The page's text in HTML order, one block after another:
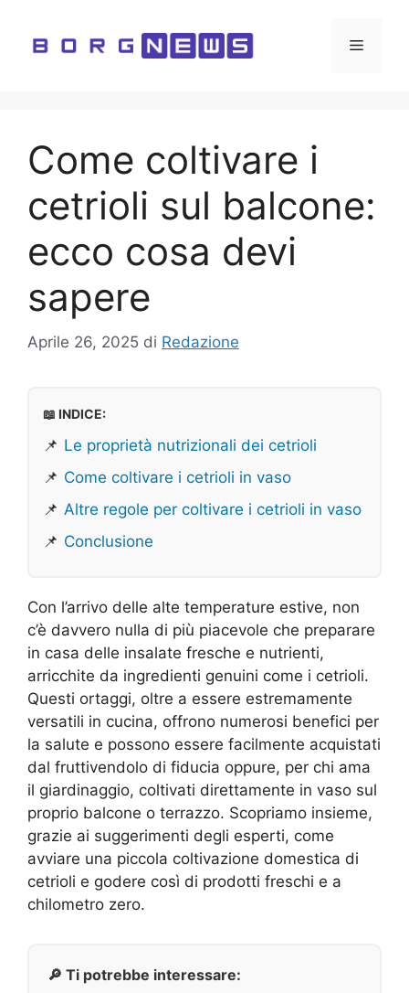
contenuto
Menu
Come coltivare i
cetrioli sul balcone:
ecco cosa devi
sapere
Aprile 26, 2025 di Redazione
📖 INDICE:
📌 Le proprietà nutrizionali dei cetrioli
📌 Come coltivare i cetrioli in vaso
📌 Altre regole per coltivare i cetrioli in vaso
📌 Conclusione
Con l’arrivo delle alte temperature estive, non
c’è davvero nulla di più piacevole che preparare
in casa delle insalate fresche e nutrienti,
arricchite da ingredienti genuini come i cetrioli.
Questi ortaggi, oltre a essere estremamente
versatili in cucina, offrono numerosi benefici per
la salute e possono essere facilmente acquistati
dal fruttivendolo di fiducia oppure, per chi ama
il giardinaggio, coltivati direttamente in vaso sul
proprio balcone o terrazzo. Scopriamo insieme,
grazie ai suggerimenti degli esperti, come
avviare una piccola coltivazione domestica di
cetrioli e godere così di prodotti freschi e a
chilometro zero.
🔎 Ti potrebbe interessare: